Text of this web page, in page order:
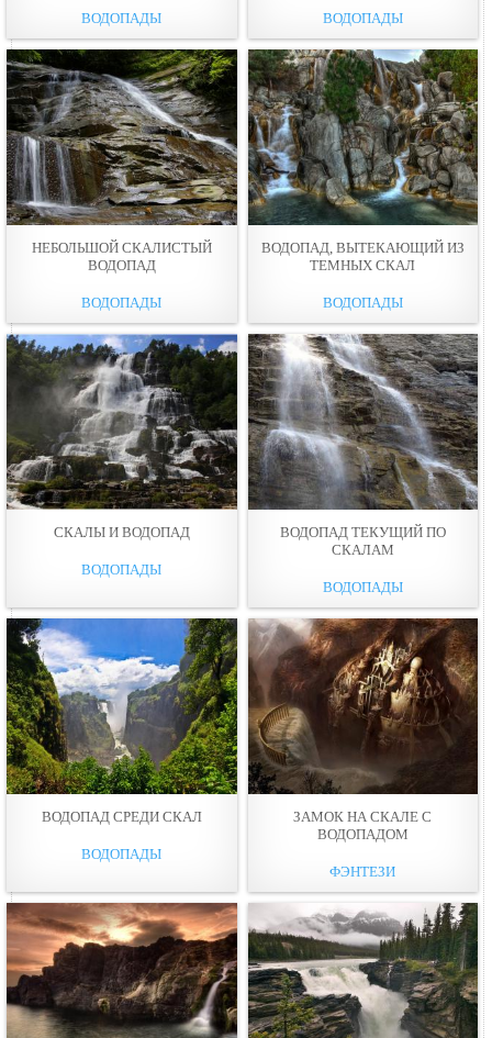
ВОДОПАДЫ ВОДОПАДЫ
НЕБОЛЬШОЙ СКАЛИСТЫЙ
ВОДОПАД
ВОДОПАДЫ
ВОДОПАД, ВЫТЕКАЮЩИЙ ИЗ
ТЕМНЫХ СКАЛ
ВОДОПАДЫ
СКАЛЫ И ВОДОПАД
ВОДОПАДЫ
ВОДОПАД ТЕКУЩИЙ ПО
СКАЛАМ
ВОДОПАДЫ
ВОДОПАД СРЕДИ СКАЛ
ВОДОПАДЫ
ЗАМОК НА СКАЛЕ С
ВОДОПАДОМ
ФЭНТЕЗИ